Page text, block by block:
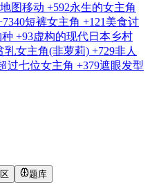
地图移动 +592永生的女主角
短裤女主角 +121 美食讨
+93虚构的现代日本乡村
乳女主角(非萝莉) +729非人
过七位女主角 +379遮眼发型
题库